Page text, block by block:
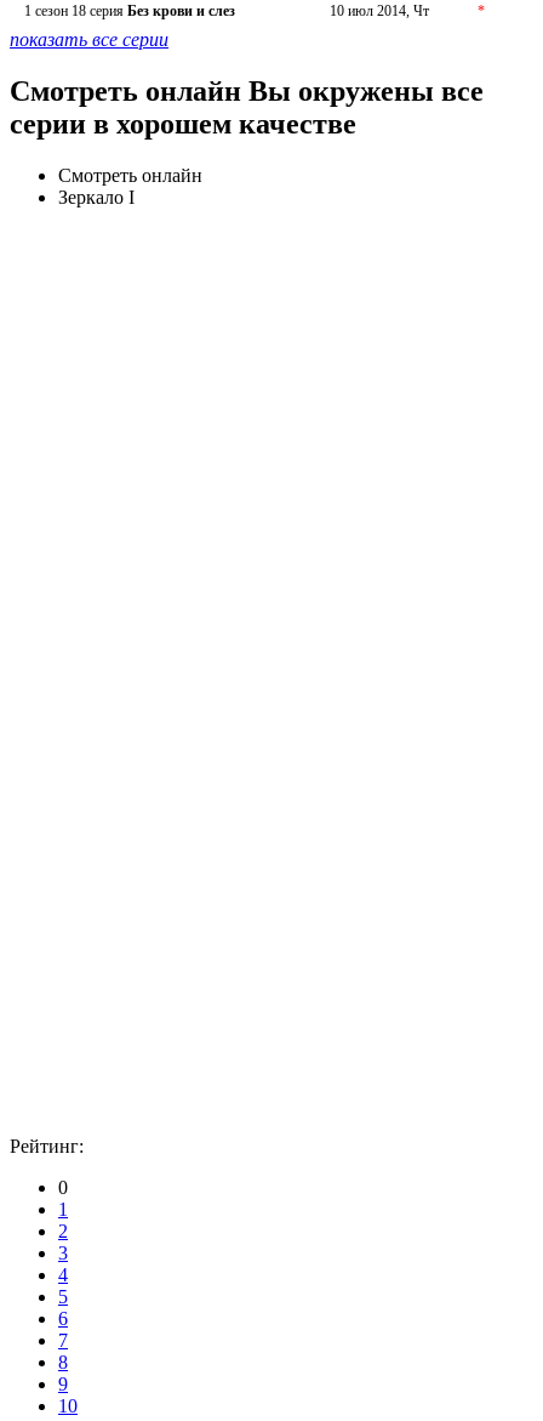
1 сезон 18 серия Без крови и слез 10 июл 2014, Чт *
показать все серии
Смотреть онлайн Вы окружены все
серии в хорошем качестве
Смотреть онлайн
Зеркало I
Рейтинг:
0
1
2
3
4
5
6
7
8
9
10